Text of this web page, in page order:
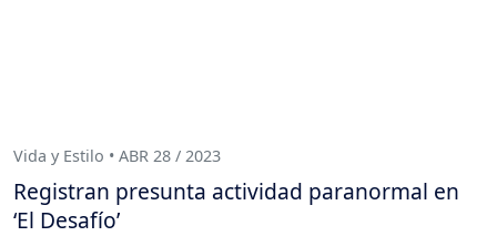
Vida y Estilo • ABR 28 / 2023
Registran presunta actividad paranormal en
‘El Desafío’